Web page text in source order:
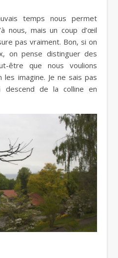
temps nous permet
nous, mais un coup d’œil
pas vraiment. Bon, si on
on pense distinguer des
être que nous voulions
les imagine. Je ne sais pas
descend de la colline en